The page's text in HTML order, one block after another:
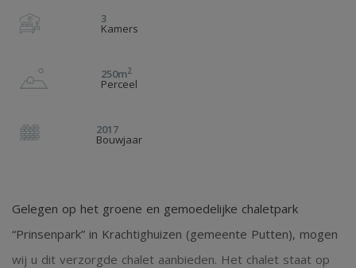
3
Kamers
250m2
Perceel
2017
Bouwjaar
Gelegen op het groene en gemoedelijke chaletpark
“Prinsenpark” in Krachtighuizen (gemeente Putten), mogen
wij u dit verzorgde chalet aanbieden. Het chalet staat op